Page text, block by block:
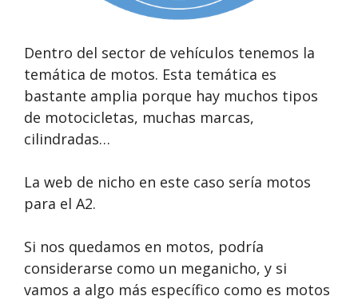
Dentro del sector de vehículos tenemos la
temática de motos. Esta temática es
bastante amplia porque hay muchos tipos
de motocicletas, muchas marcas,
cilindradas…
La web de nicho en este caso sería motos
para el A2.
Si nos quedamos en motos, podría
considerarse como un meganicho, y si
vamos a algo más específico como es motos